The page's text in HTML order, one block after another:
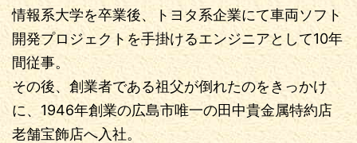
情報系大学を卒業後、トヨタ系企業にて車両ソフト
開発プロジェクトを手掛けるエンジニアとして10年
間従事。
その後、創業者である祖父が倒れたのをきっかけ
に、1946年創業の広島市唯一の田中貴金属特約店
老舗宝飾店へ入社。